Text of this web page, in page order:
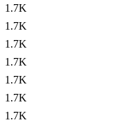
1.7K
1.7K
1.7K
1.7K
1.7K
1.7K
1.7K